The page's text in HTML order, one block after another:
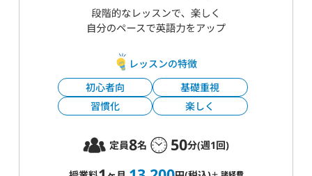
レッスンの特徴
初心者向
基礎重視
習慣化
楽しく
定員8名 50分(週1回)